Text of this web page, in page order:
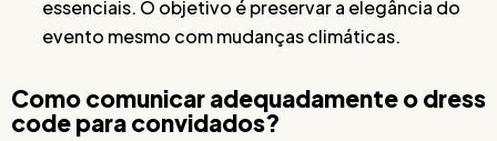
essenciais. O objetivo é preservar a elegância do
evento mesmo com mudanças climáticas.
Como comunicar adequadamente o dress
code para convidados?